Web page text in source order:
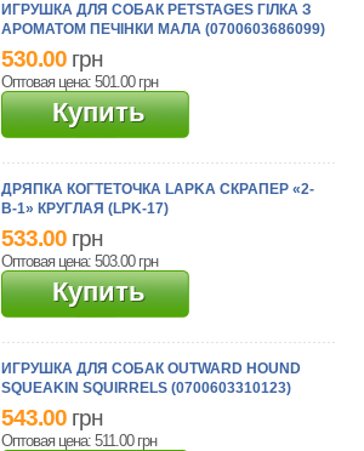
ИГРУШКА ДЛЯ СОБАК PETSTAGES ГІЛКА З
АРОМАТОМ ПЕЧІНКИ МАЛА (0700603686099)
530.00 грн
Оптовая цена: 501.00 грн
Купить
ДРЯПКА КОГТЕТОЧКА LAPKA СКРАПЕР «2-
В-1» КРУГЛАЯ (LPK-17)
533.00 грн
Оптовая цена: 503.00 грн
Купить
ИГРУШКА ДЛЯ СОБАК OUTWARD HOUND
SQUEAKIN SQUIRRELS (0700603310123)
543.00 грн
Оптовая цена: 511.00 грн